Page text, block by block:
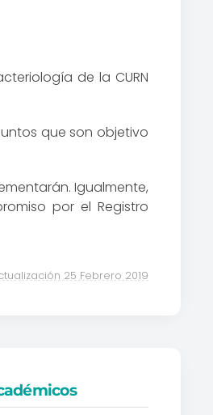
de la CURN
que son objetivo
Igualmente,
por el Registro
25 Febrero 2019